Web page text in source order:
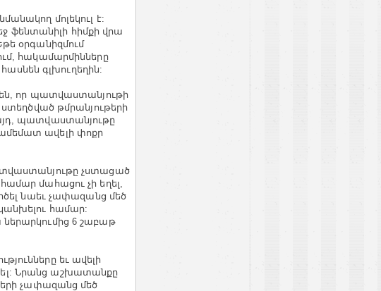
մոլեկուլ է:
ֆենտանիլի հիմքի վրա
օրգանիզմում
հակամարմինները
գլխուղեղին:
են, որ պատվաստանյութի
թմրանյութերի
պատվաստանյութը
ավելի փոքր
չստացած
մահացու չի եղել,
նաեւ չափազանց մեծ
համար:
6 շաբաթ
եւ ավելի
Նրանց աշխատանքը
չափազանց մեծ